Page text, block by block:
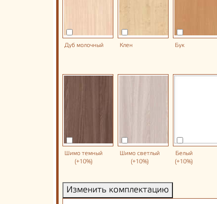
Дуб молочный Клен Бук
Шимо темный
(+10%)
Шимо светлый
(+10%)
Белый
(+10%)
Изменить комплектацию